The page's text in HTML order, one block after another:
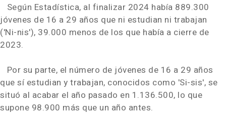
Según Estadística, al finalizar 2024 había 889.300
jóvenes de 16 a 29 años que ni estudian ni trabajan
('Ni-nis'), 39.000 menos de los que había a cierre de
2023.
Por su parte, el número de jóvenes de 16 a 29 años
que sí estudian y trabajan, conocidos como 'Si-sis', se
situó al acabar el año pasado en 1.136.500, lo que
supone 98.900 más que un año antes.